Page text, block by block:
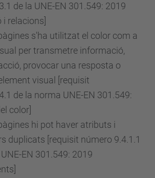
de la UNE-EN 301.549: 2019
relacions]
s'ha utilitzat el color com a
per transmetre informació,
provocar una resposta o
visual [requisit
de la norma UNE-EN 301.549:
color]
hi pot haver atributs i
duplicats [requisit número 9.4.1.1
EN 301.549: 2019